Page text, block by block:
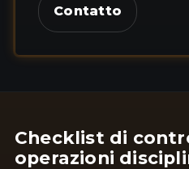
Contatto
Checklist di
operazioni